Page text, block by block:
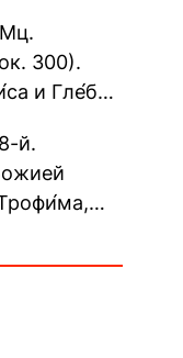
300).
и Гле́ба,
й.
прав.